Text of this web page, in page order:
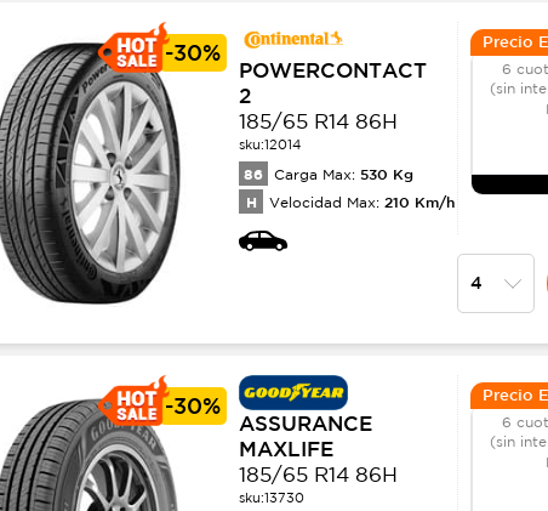
-30%
POWERCONTACT
2
185/65 R14 86H
sku:12014
86 Carga Max: 530 Kg
H Velocidad Max: 210 Km/h
Precio
6
(sin
-30%
ASSURANCE
MAXLIFE
185/65 R14 86H
sku:13730
Precio
6
(sin